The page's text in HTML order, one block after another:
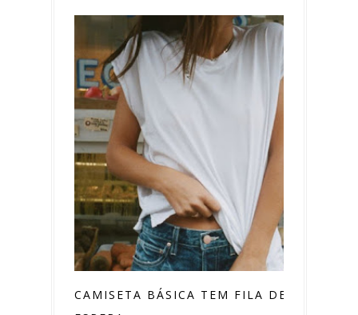
CAMISETA BÁSICA TEM FILA DE